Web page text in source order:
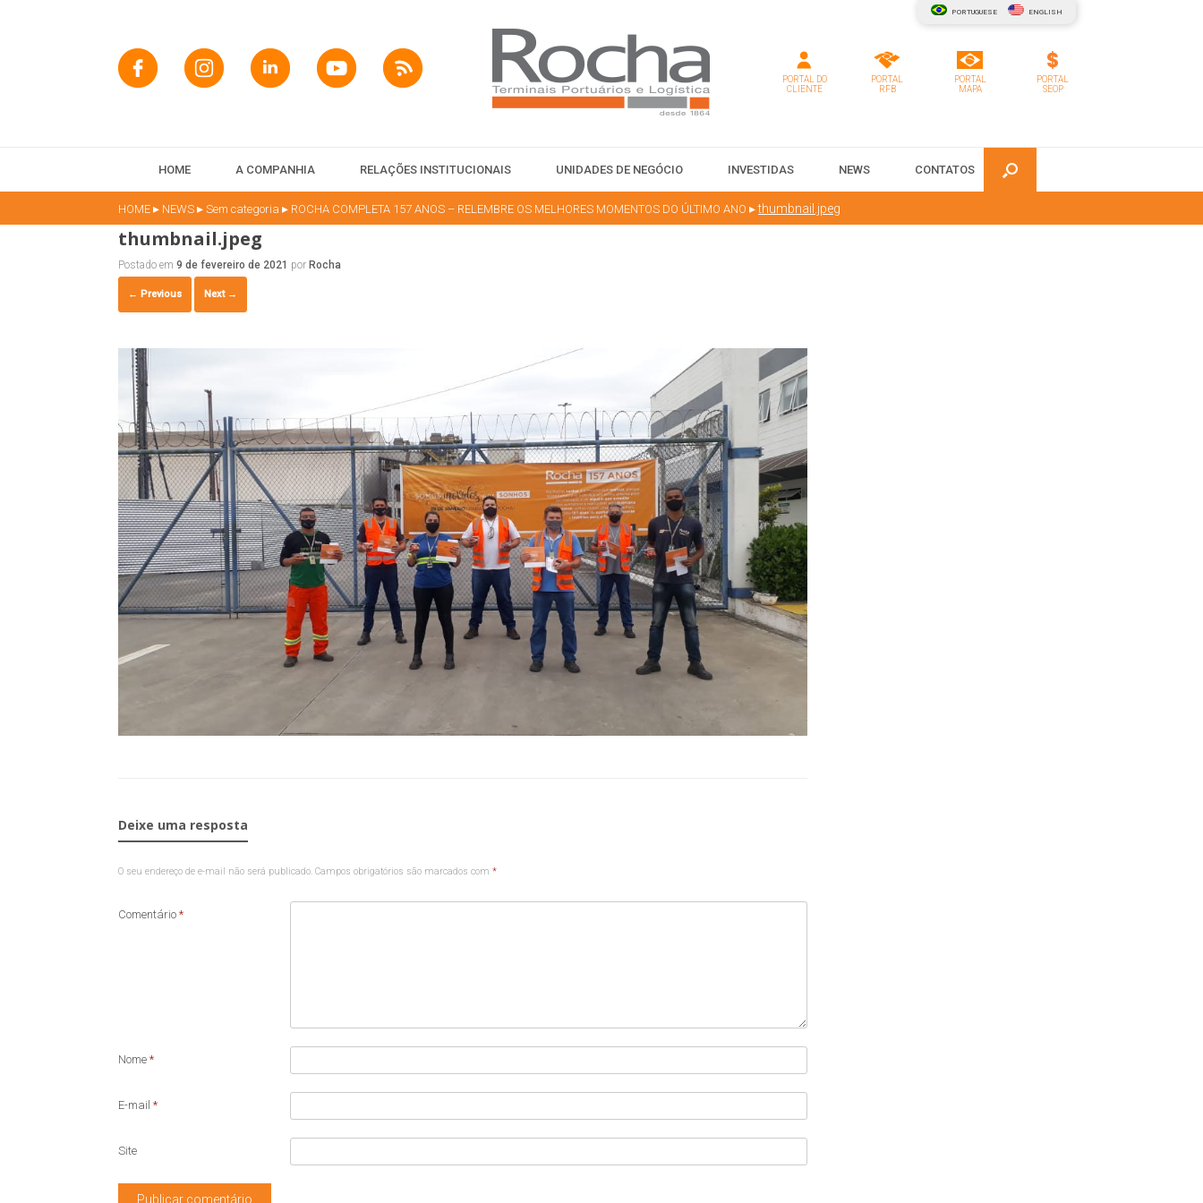
PORTUGUESE ENGLISH
PORTAL DO
CLIENTE
PORTAL
RFB
PORTAL
MAPA
PORTAL
SEOP
HOME A COMPANHIA RELAÇÕES INSTITUCIONAIS UNIDADES DE NEGÓCIO INVESTIDAS NEWS CONTATOS
HOME ▸ NEWS ▸ Sem categoria ▸ ROCHA COMPLETA 157 ANOS – RELEMBRE OS MELHORES MOMENTOS DO ÚLTIMO ANO ▸thumbnail.jpeg
thumbnail.jpeg
Postado em 9 de fevereiro de 2021 por Rocha
← Previous Next →
Deixe uma resposta
O seu endereço de e-mail não será publicado. Campos obrigatórios são marcados com *
Comentário *
Nome *
E-mail *
Site